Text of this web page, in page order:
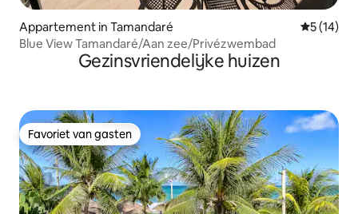
Appartement in Tamandaré
5 (14)
Blue View Tamandaré/Aan zee/Privézwembad
Gezinsvriendelijke huizen
Favoriet van gasten
Favoriet van gasten